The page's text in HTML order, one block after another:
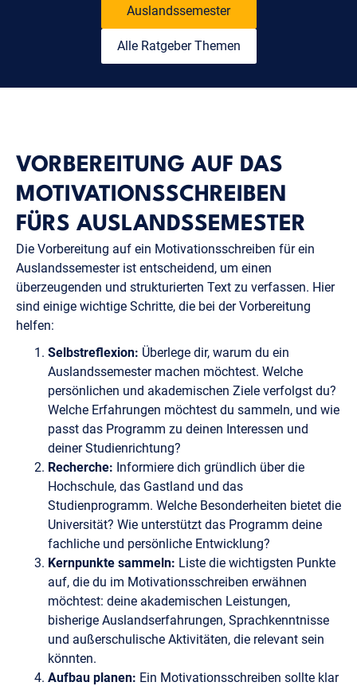
Auslandssemester
Alle Ratgeber Themen
VORBEREITUNG AUF DAS
MOTIVATIONSSCHREIBEN
FÜRS AUSLANDSSEMESTER
Die Vorbereitung auf ein Motivationsschreiben für ein
Auslandssemester ist entscheidend, um einen
überzeugenden und strukturierten Text zu verfassen. Hier
sind einige wichtige Schritte, die bei der Vorbereitung
helfen:
Selbstreflexion: Überlege dir, warum du ein
Auslandssemester machen möchtest. Welche
persönlichen und akademischen Ziele verfolgst du?
Welche Erfahrungen möchtest du sammeln, und wie
passt das Programm zu deinen Interessen und
deiner Studienrichtung?
Recherche: Informiere dich gründlich über die
Hochschule, das Gastland und das
Studienprogramm. Welche Besonderheiten bietet die
Universität? Wie unterstützt das Programm deine
fachliche und persönliche Entwicklung?
Kernpunkte sammeln: Liste die wichtigsten Punkte
auf, die du im Motivationsschreiben erwähnen
möchtest: deine akademischen Leistungen,
bisherige Auslandserfahrungen, Sprachkenntnisse
und außerschulische Aktivitäten, die relevant sein
könnten.
Aufbau planen: Ein Motivationsschreiben sollte klar